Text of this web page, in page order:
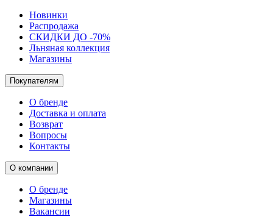
Новинки
Распродажа
СКИДКИ ДО -70%
Льняная коллекция
Магазины
Покупателям
О бренде
Доставка и оплата
Возврат
Вопросы
Контакты
О компании
О бренде
Магазины
Вакансии